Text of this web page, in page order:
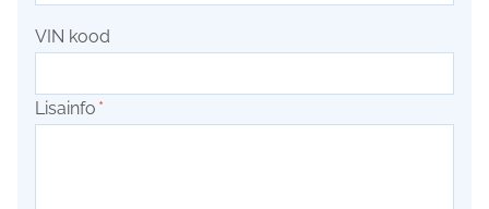
VIN kood
Lisainfo *